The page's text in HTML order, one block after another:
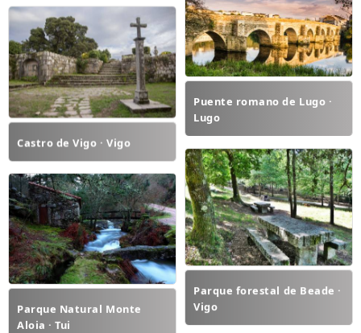
Puente romano de Lugo ·
Lugo
Castro de Vigo · Vigo
Parque forestal de Beade ·
Vigo
Parque Natural Monte
Aloia · Tui